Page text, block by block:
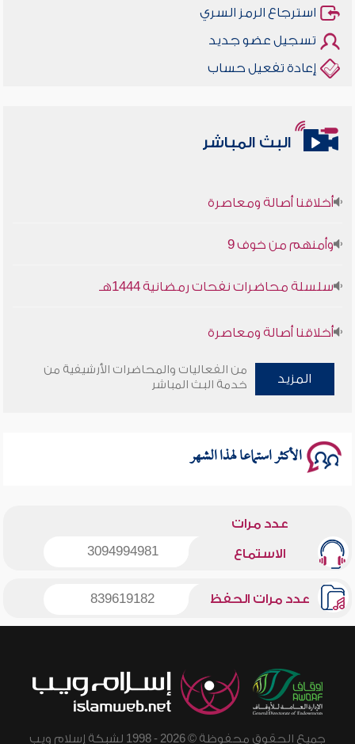
استرجاع الرمز السري
تسجيل عضو جديد
إعادة تفعيل حساب
البث المباشر
أخلاقنا أصالة ومعاصرة
وأمنهم من خوف 9
سلسلة محاضرات نفحات رمضانية 1444هـ
أخلاقنا أصالة ومعاصرة
وأمنهم من خوف 9
المزيد
من الفعاليات والمحاضرات الأرشيفية من
خدمة البث المباشر
الأكثر استماعا لهذا الشهر
عدد مرات
الاستماع 3094994981
عدد مرات الحفظ 839619182
جميع الحقوق محفوظة © 2026 - 1998 لشبكة إسلام ويب